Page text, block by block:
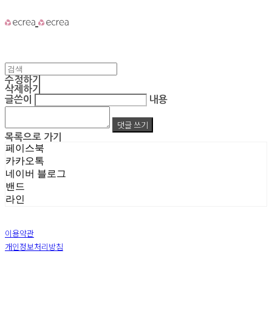
수정하기
삭제하기
글쓴이
내용
댓글 쓰기
목록으로 가기
페이스북
카카오톡
네이버 블로그
밴드
라인
이용약관
개인정보처리방침